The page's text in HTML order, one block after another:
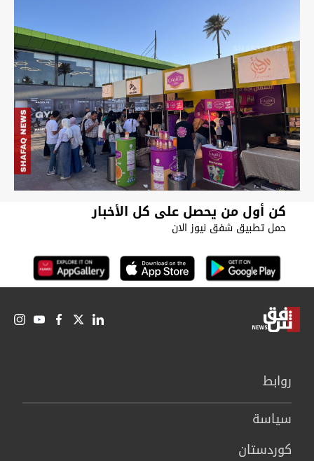
كن أول من يحصل على كل الأخبار
حمل تطبيق شفق نيوز الان
روابط
سیاسة
كوردستان